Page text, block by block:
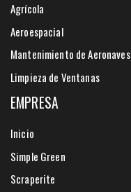
Agrícola
Aeroespacial
Mantenimiento de Aeronaves
Limpieza de Ventanas
EMPRESA
Inicio
Simple Green
Scraperite